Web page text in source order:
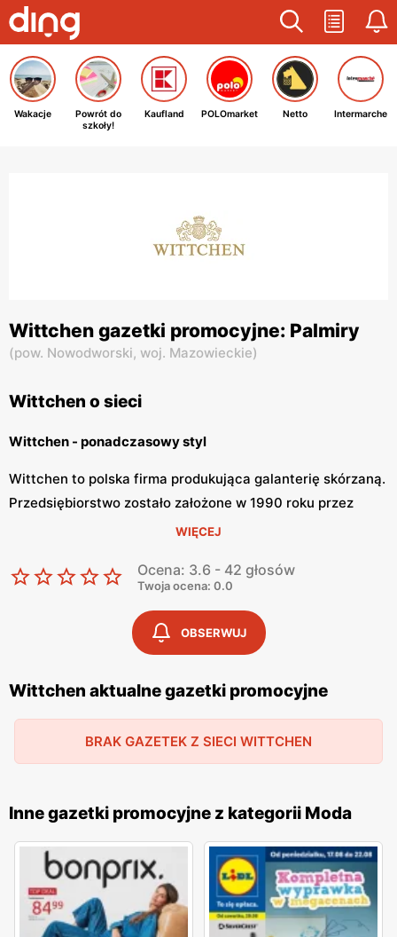
Wakacje
Powrót do
szkoły!
Kaufland POLOmarket Netto Intermarche
Wittchen gazetki promocyjne: Palmiry
(pow. Nowodworski, woj. Mazowieckie)
Wittchen o sieci
Wittchen - ponadczasowy styl
Wittchen to polska firma produkująca galanterię skórzaną.
Przedsiębiorstwo zostało założone w 1990 roku przez
Jędrzeja Wittchena. Marka wytwarzana niezwykłe
modyfikowane, by spełniały potrzeby klientów. Produkty
Wittchen kupimy w salonach lub w sklepie internetowym.
Wittchen – ekskluzywna galanteria skórzana
kurtki, bagaże podróżne oraz różne dodatki i wyroby ze
skóry. Marka tworzy różne kolekcje galanterii skórzanej,
które dopasowują się do potrzeb konsumentów. Produkty
Wittchen charakteryzują się połączeniem klasycznej
Wittchen posiada gazetki promocyjne oraz katalogi, które
można znaleźć na naszej stronie. Zarówno w salonach jak i
na stronie internetowej znajdziemy świetne okazje, z
WIĘCEJ
Ocena: 3.6 - 42 głosów
Twoja ocena: 0.0
OBSERWUJ
Wittchen aktualne gazetki promocyjne
BRAK GAZETEK Z SIECI WITTCHEN
Inne gazetki promocyjne z kategorii Moda